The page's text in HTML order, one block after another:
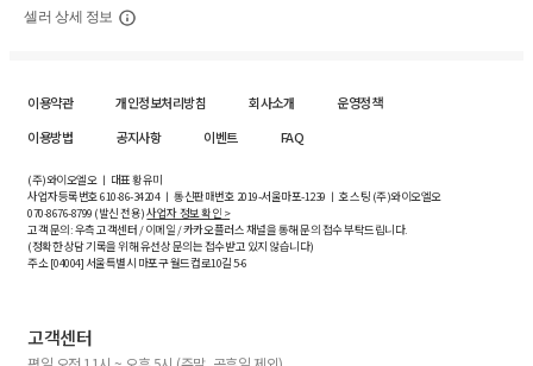
셀러 상세 정보
이용약관 개인정보처리방침 회사소개
운영정책
이용방법
공지사항 이벤트 FAQ
(주)와이오엘오 ㅣ 대표 황유미
사업자등록번호610-86-34204ㅣ 통신판매번호 2019-서울마포-1239 ㅣ 호스팅 (주)와이오엘오
070-8676-8799 (발신 전용)사업자 정보 확인 >
고객 문의: 우측 고객센터 / 이메일 / 카카오플러스 채널을 통해 문의 접수 부탁드립니다.
(정확한 상담 기록을 위해 유선상 문의는 접수받고 있지 않습니다)
주소 [04004] 서울특별시 마포구 월드컵로10길5-6
고객센터